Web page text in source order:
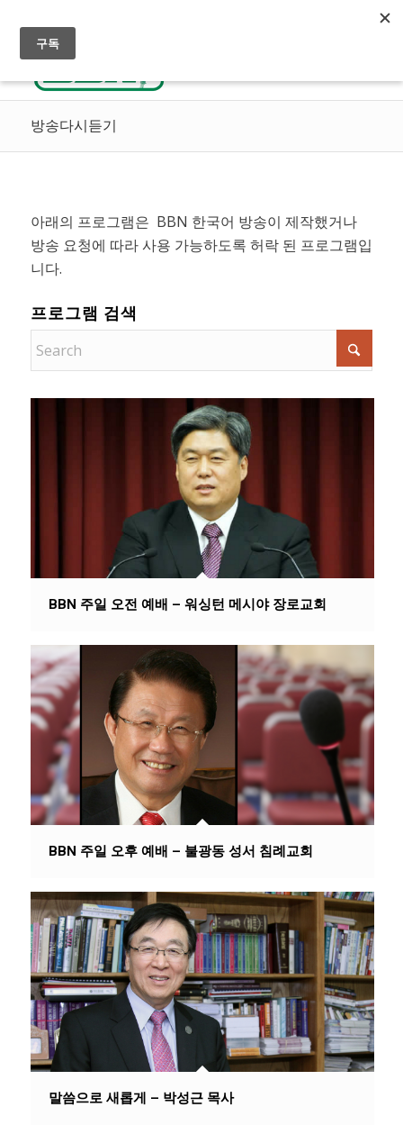
방송다시듣기
아래의 프로그램은 BBN 한국어 방송이 제작했거나
방송 요청에 따라 사용 가능하도록 허락 된 프로그램입
니다.
프로그램 검색
BBN 주일 오전 예배 – 워싱턴 메시야 장로교회
BBN 주일 오후 예배 – 불광동 성서 침례교회
말씀으로 새롭게 – 박성근 목사